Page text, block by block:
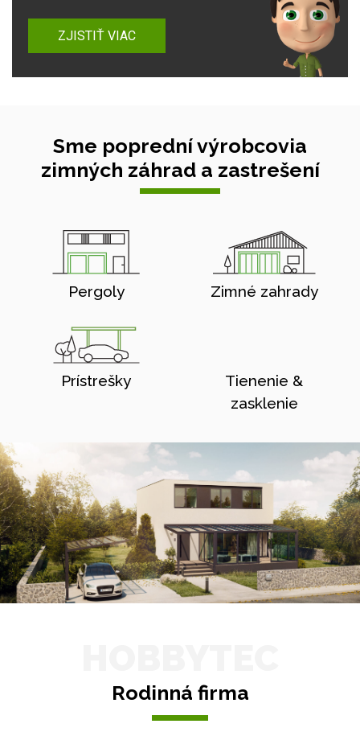
ZJISTIŤ VIAC
Sme poprední výrobcovia
zimných záhrad a zastrešení
Pergoly Zimné zahrady
Prístrešky
Tienenie &
zasklenie
Rodinná firma